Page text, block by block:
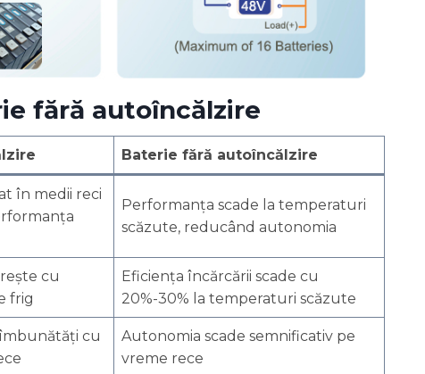
fără autoîncălzire
Baterie fără autoîncălzire
în medii reci
Performanța scade la temperaturi
scăzute, reducând autonomia
cu
frig
Eficiența încărcării scade cu
20%-30% la temperaturi scăzute
cu
Autonomia scade semnificativ pe
vreme rece